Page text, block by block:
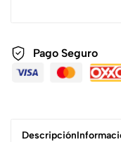
Pago Seguro
Descripción